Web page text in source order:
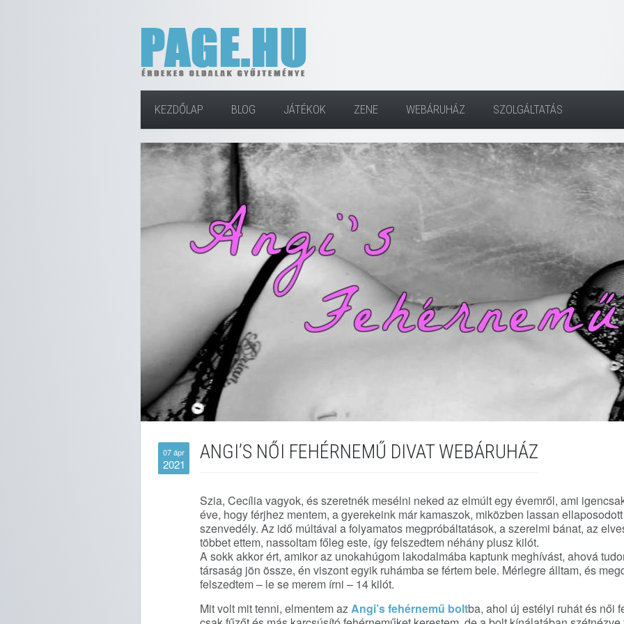
KEZDŐLAP BLOG JÁTÉKOK ZENE WEBÁRUHÁZ SZOLGÁLTATÁS
07 ápr
2021
ANGI’S NŐI FEHÉRNEMŰ DIVAT WEBÁRUHÁZ
Szia, Cecília vagyok, és szeretnék mesélni neked az elmúlt egy évemről, ami
éve, hogy férjhez mentem, a gyerekeink már kamaszok, miközben lassan
szenvedély. Az idő múltával a folyamatos megpróbáltatások, a szerelmi bánat, az
többet ettem, nassoltam főleg este, így felszedtem néhány plusz kilót.
A sokk akkor ért, amikor az unokahúgom lakodalmába kaptunk meghívást, ahová
társaság jön össze, én viszont egyik ruhámba se fértem bele. Mérlegre álltam, és
felszedtem – le se merem írni – 14 kilót.
Mit volt mit tenni, elmentem azAngi’s fehérnemű boltba, ahol új estélyi ruhát és női